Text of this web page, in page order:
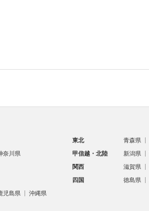
東北 青森県
奈川県 甲信越・北陸 新潟県
関西 滋賀県
四国 徳島県
児島県 沖縄県